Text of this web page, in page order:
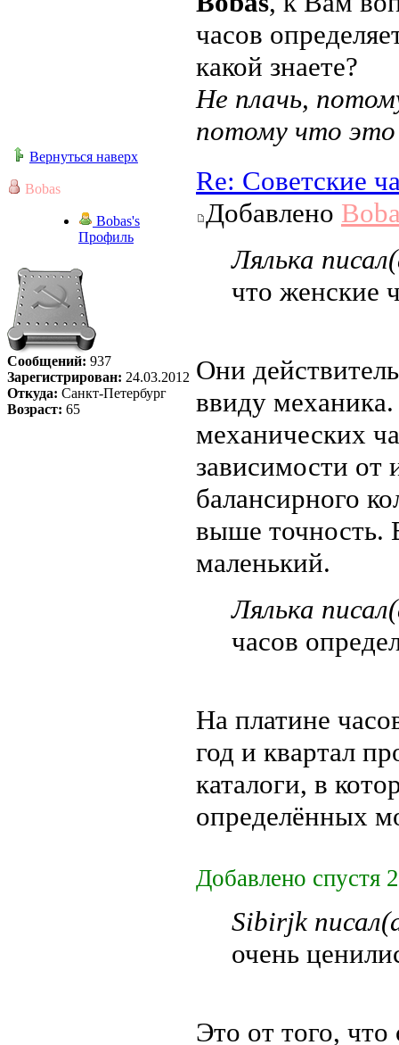
часов
какой знаете?
Не плачь,
потому что
Вернуться наверх
Bobas
Bobas's
Профиль
Сообщений: 937
Зарегистрирован: 24.03.2012
Откуда: Санкт-Петербург
Возраст: 65
Re: Советские
Добавлено
Лялька
что женские
Они
ввиду
механических
зависимости от
балансирного
выше точность.
маленький.
Лялька
часов
На платине
год и квартал
каталоги, в
определённых
Добавлено спустя
Sibirjk
очень
Это от того,